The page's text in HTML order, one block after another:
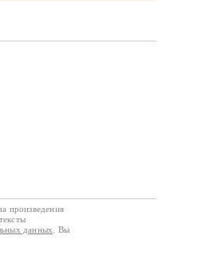
произведения
данных
. Вы